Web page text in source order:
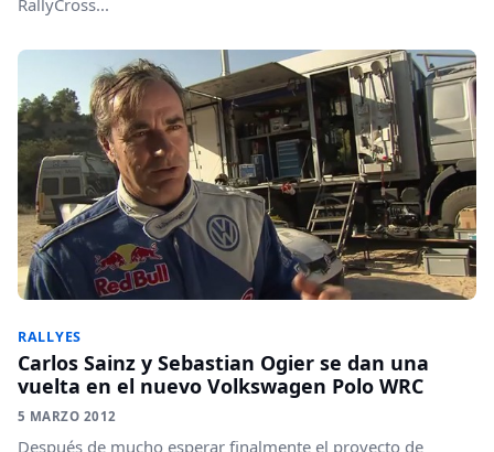
RALLYES
Carlos Sainz y Sebastian Ogier se dan una
vuelta en el nuevo Volkswagen Polo WRC
5 MARZO 2012
Después de mucho esperar finalmente el proyecto de